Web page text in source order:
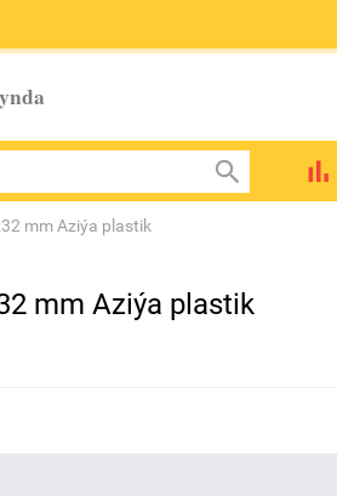
mm Aziýa plastik
mm Aziýa plastik